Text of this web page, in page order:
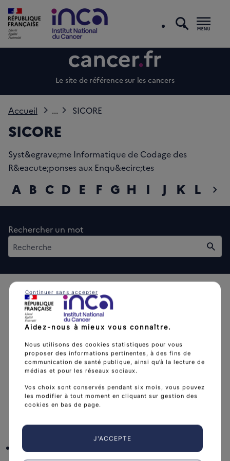
Le site de référence sur les cancers
Accueil ... SICORE
SICORE
Syst&egrave;me Informatique de Codage des
R&eacute;ponses aux Enqu&ecirc;tes
chevron_right
A B C D E F G H I J K L M
Rechercher un mot
L'Institut national du cancer est l’agence d'expertise
sanitaire et scientifique en cancérologie de l’État.
Découvrir l’Institut
arrow_forward
Nous suivre
Aidez-nous à mieux vous connaître.
Nous utilisons des cookies statistiques pour vous
proposer des informations pertinentes, à des fins de
communication de santé publique, ainsi qu’à la lecture de
médias et pour les réseaux sociaux.
Vos choix sont conservés pendant six mois, vous pouvez
les modifier à tout moment en cliquant sur gestion des
cookies en bas de page.
J'ACCEPTE
Continuer sans accepter